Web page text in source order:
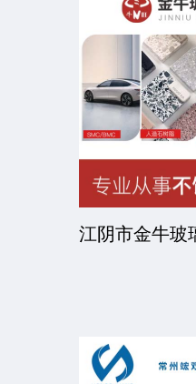
江阴市金牛玻